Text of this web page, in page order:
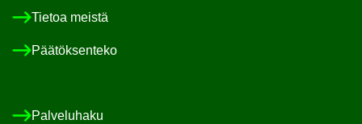
Tie­toa meis­tä
Pää­tök­sen­te­ko
Pal­ve­lu­ha­ku